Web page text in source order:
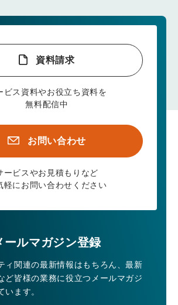
資料請求
ビス資料やお役立ち資料を
無料配信中
お問い合わせ
ービスやお見積もりなど
軽にお問い合わせください
ールマガジン登録
ィ関連の最新情報はもちろん、最新
ど皆様の業務に役立つメールマガジ
います。